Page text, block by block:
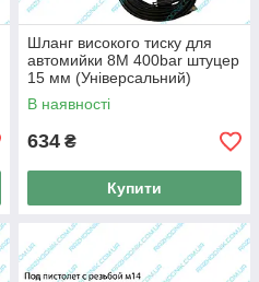
Шланг високого тиску для
автомийки 8М 400bar штуцер
15 мм (Універсальний)
В наявності
634 ₴
Купити